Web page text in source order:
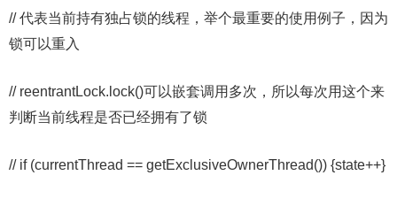
// 代表当前持有独占锁的线程，举个最重要的使用例子，因为
锁可以重入
// reentrantLock.lock()可以嵌套调用多次，所以每次用这个来
判断当前线程是否已经拥有了锁
// if (currentThread == getExclusiveOwnerThread()) {state++}